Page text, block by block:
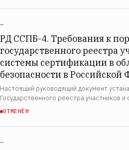
—
РД ССПБ-4. Требования к
государственного реестра
системы сертификации в
безопасности в Российской
Настоящий руководящий документ
Государственного реестра участников
сертификации в области пожарной
ОТМЕНЁН
—